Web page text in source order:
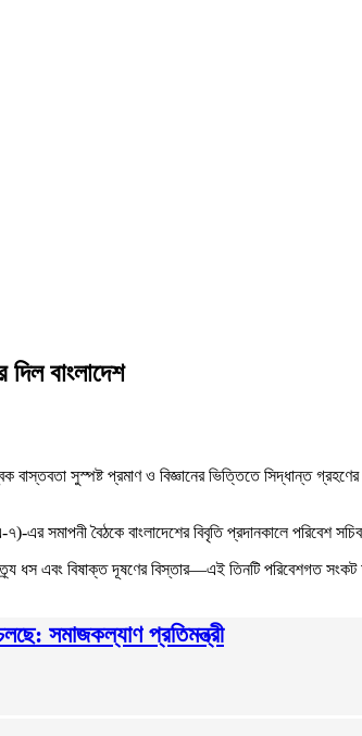
বাংলাদেশ
বাস্তবতা সুস্পষ্ট প্রমাণ ও বিজ্ঞানের ভিত্তিতে সিদ্ধান্ত
সমাপনী বৈঠকে বাংলাদেশের বিবৃতি প্রদানকালে পরিবেশ
ধস এবং বিষাক্ত দূষণের বিস্তার—এই তিনটি পরিবেশগত
সমাজকল্যাণ প্রতিমন্ত্রী